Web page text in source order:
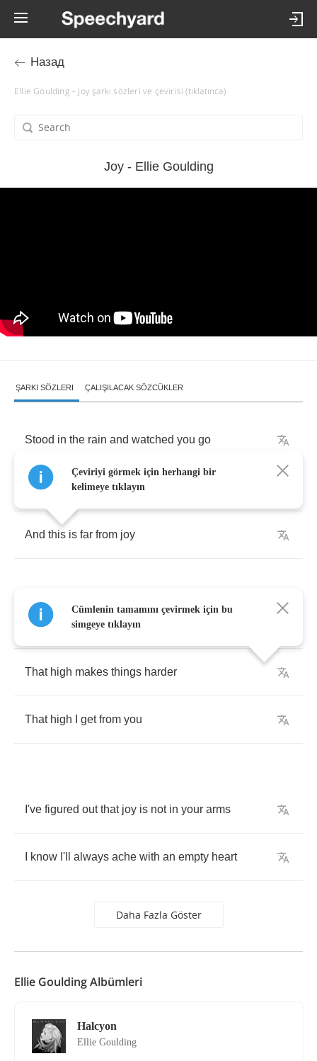
Назад
Ellie Goulding – Joy şarkı sözleri ve çevirisi (tıklatınca)
Joy - Ellie Goulding
ŞARKI SÖZLERI ÇALIŞILACAK SÖZCÜKLER
Stood in the rain and watched you go
feel a lump in my throat
And this is far from joy
never seemed to learn
That high makes things harder
That high get from you
I've figured out that joy is not in your arms
know I'll always ache with an empty heart
Daha Fazla Göster
Çeviriyi görmek için herhangi bir
kelimeye tıklayın
Cümlenin tamamını çevirmek için bu
simgeye tıklayın
Ellie Goulding Albümleri
Halcyon
Ellie Goulding